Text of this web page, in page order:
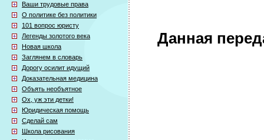
Ваши трудовые права
О политике без политики
101 вопрос юристу
Легенды золотого века
Новая школа
Заглянем в словарь
Дорогу осилит идущий
Доказательная медицина
Объять необъятное
Ох, уж эти детки!
Юридическая помощь
Сделай сам
Школа рисования
Данная